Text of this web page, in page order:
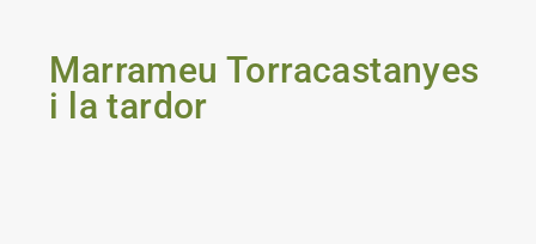
Marrameu Torracastanyes
i la tardor